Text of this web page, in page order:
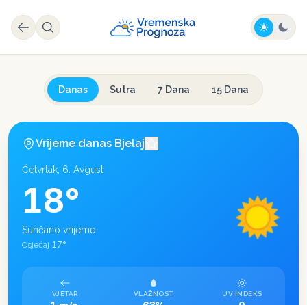
Danas Sutra 7 Dana 15 Dana
Vrijeme danas Bjelaj
Četvrtak, 6. Avgust
18°
Sunčano vrijeme
Osjećaj 17°
VJETAR VLAŽNOST UV INDEKS